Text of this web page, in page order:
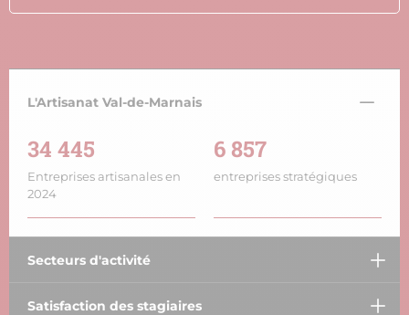
L'Artisanat Val-de-Marnais
34 445
Entreprises artisanales en
2024
6 857
entreprises stratégiques
Secteurs d'activité
Satisfaction des stagiaires